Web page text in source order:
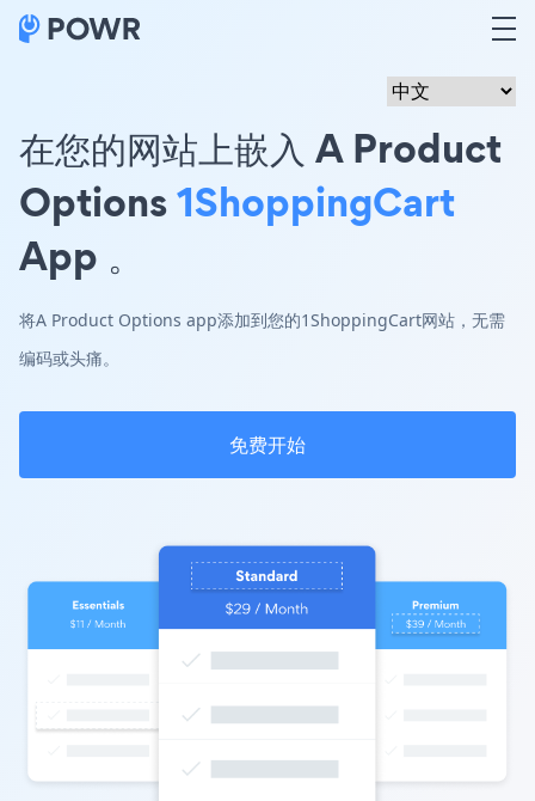
在您的网站上嵌入 A Product
Options1ShoppingCart
App 。
将A Product Options app添加到您的1ShoppingCart网站，无需
编码或头痛。
免费开始